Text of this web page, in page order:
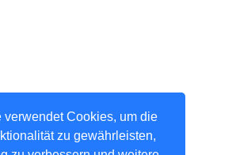
verwendet Cookies, um die
zu gewährleisten,